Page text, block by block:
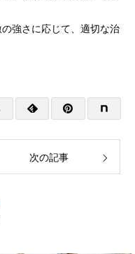
強さに応じて、適切な治
次の記事